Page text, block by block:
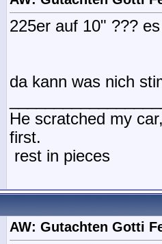
225er auf 10" ???
da kann was nich
He scratched my
first.
rest in pieces
AW: Gutachten Gotti